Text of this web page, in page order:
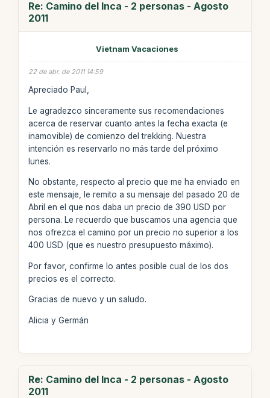
Re: Camino del Inca - 2 personas - Agosto
2011
Vietnam Vacaciones
22 de abr. de 2011 14:59
Apreciado Paul,
Le agradezco sinceramente sus recomendaciones
acerca de reservar cuanto antes la fecha exacta (e
inamovible) de comienzo del trekking. Nuestra
intención es reservarlo no más tarde del próximo
lunes.
No obstante, respecto al precio que me ha enviado en
este mensaje, le remito a su mensaje del pasado 20 de
Abril en el que nos daba un precio de 390 USD por
persona. Le recuerdo que buscamos una agencia que
nos ofrezca el camino por un precio no superior a los
400 USD (que es nuestro presupuesto máximo).
Por favor, confirme lo antes posible cual de los dos
precios es el correcto.
Gracias de nuevo y un saludo.
Alicia y Germán
Re: Camino del Inca - 2 personas - Agosto
2011